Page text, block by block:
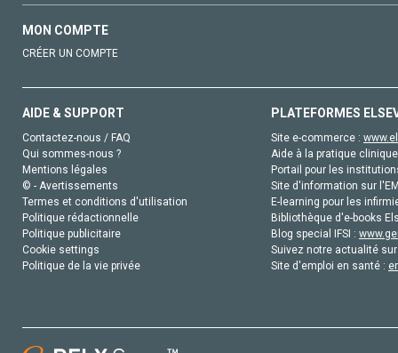
MON COMPTE
CRÉER UN COMPTE
AIDE & SUPPORT
Contactez-nous / FAQ
Qui sommes-nous ?
Mentions légales
© - Avertissements
Termes et conditions d'utilisation
Politique rédactionnelle
Politique publicitaire
Cookie settings
Politique de la vie privée
PLATEFORMES
Site e-commerce :
Aide à la pratique
Portail pour les
Site d'information sur
E-learning pour les
Bibliothèque d'e-books
Blog special IFSI :
Suivez notre actualité
Site d'emploi en santé :